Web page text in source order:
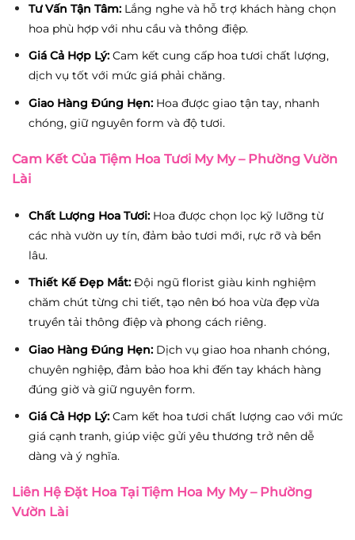
Tư Vấn Tận Tâm:Lắng nghe và hỗ trợ khách hàng chọn
hoa phù hợp với nhu cầu và thông điệp.
Giá Cả Hợp Lý:Cam kết cung cấp hoa tươi chất lượng,
dịch vụ tốt với mức giá phải chăng.
Giao Hàng Đúng Hẹn:Hoa được giao tận tay, nhanh
chóng, giữ nguyên form và độ tươi.
Cam Kết Của Tiệm Hoa Tươi My My – Phường Vườn
Lài
Chất Lượng Hoa Tươi:Hoa được chọn lọc kỹ lưỡng từ
các nhà vườn uy tín, đảm bảo tươi mới, rực rỡ và bền
lâu.
Thiết Kế Đẹp Mắt:Đội ngũ florist giàu kinh nghiệm
chăm chút từng chi tiết, tạo nên bó hoa vừa đẹp vừa
truyền tải thông điệp và phong cách riêng.
Giao Hàng Đúng Hẹn:Dịch vụ giao hoa nhanh chóng,
chuyên nghiệp, đảm bảo hoa khi đến tay khách hàng
đúng giờ và giữ nguyên form.
Giá Cả Hợp Lý:Cam kết hoa tươi chất lượng cao với mức
giá cạnh tranh, giúp việc gửi yêu thương trở nên dễ
dàng và ý nghĩa.
Liên Hệ Đặt Hoa Tại Tiệm Hoa My My – Phường
Vườn Lài